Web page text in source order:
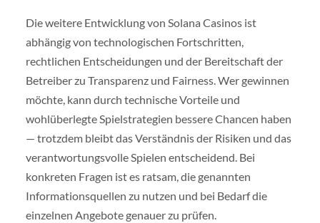
Die weitere Entwicklung von Solana Casinos ist
abhängig von technologischen Fortschritten,
rechtlichen Entscheidungen und der Bereitschaft der
Betreiber zu Transparenz und Fairness. Wer gewinnen
möchte, kann durch technische Vorteile und
wohlüberlegte Spielstrategien bessere Chancen haben
— trotzdem bleibt das Verständnis der Risiken und das
verantwortungsvolle Spielen entscheidend. Bei
konkreten Fragen ist es ratsam, die genannten
Informationsquellen zu nutzen und bei Bedarf die
einzelnen Angebote genauer zu prüfen.